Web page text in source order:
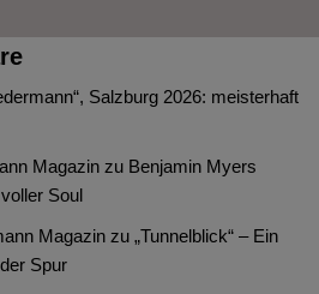
Salzburg 2026: meisterhaft
Magazin zu Benjamin Myers
Soul
Magazin zu „Tunnelblick“ – Ein
Spur